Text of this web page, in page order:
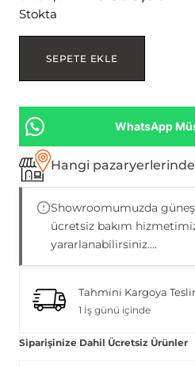
Stokta
SEPETE EKLE
WhatsApp
Hangi pazaryerlerinde
Showroomumuzda
ücretsiz bakım
yararlanabilirsiniz....
Tahmini Kargoya
1 İş günü içinde
Siparişinize Dahil Ücretsiz Ürünler